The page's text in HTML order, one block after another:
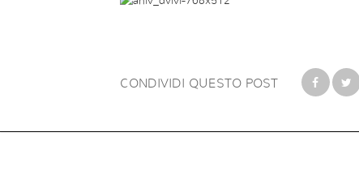
CONDIVIDI QUESTO POST